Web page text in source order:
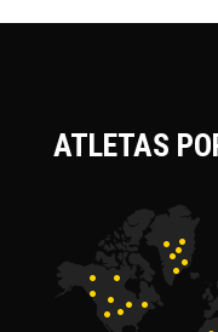
ATLETAS